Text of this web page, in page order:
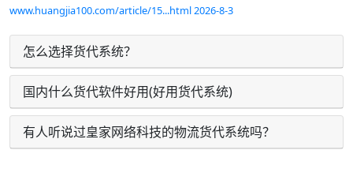
www.huangjia100.com/article/15...html 2026-8-3
怎么选择货代系统？
国内什么货代软件好用(好用货代系统)
有人听说过皇家网络科技的物流货代系统吗？